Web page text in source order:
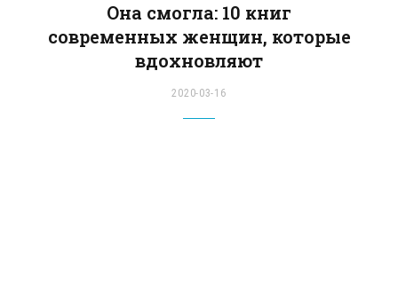
Она смогла: 10 книг
современных женщин, которые
вдохновляют
2020-03-16